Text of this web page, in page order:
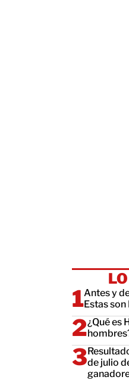
Antes y
Estas son
¿Qué es
de julio